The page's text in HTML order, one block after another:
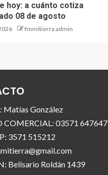
hoy: a cuánto cotiza
08 de agosto
fmmitierra admin
Matías González
COMERCIAL: 03571 647647
3571 515212
Belisario Roldán 1439